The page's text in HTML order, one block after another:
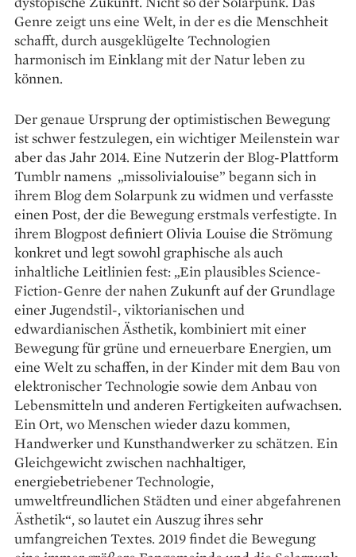
Genre zeigt uns eine Welt, in der es die Menschheit
schafft, durch ausgeklügelte Technologien
harmonisch im Einklang mit der Natur leben zu
können.
Der genaue Ursprung der optimistischen Bewegung
ist schwer festzulegen, ein wichtiger Meilenstein war
aber das Jahr 2014. Eine Nutzerin der Blog-Plattform
Tumblr namens „missolivialouise” begann sich in
ihrem Blog dem Solarpunk zu widmen und verfasste
einen Post, der die Bewegung erstmals verfestigte. In
ihrem Blogpost definiert Olivia Louise die Strömung
konkret und legt sowohl graphische als auch
inhaltliche Leitlinien fest: „Ein plausibles Science-
Fiction-Genre der nahen Zukunft auf der Grundlage
einer Jugendstil-, viktorianischen und
edwardianischen Ästhetik, kombiniert mit einer
Bewegung für grüne und erneuerbare Energien, um
eine Welt zu schaffen, in der Kinder mit dem Bau von
elektronischer Technologie sowie dem Anbau von
Lebensmitteln und anderen Fertigkeiten aufwachsen.
Ein Ort, wo Menschen wieder dazu kommen,
Handwerker und Kunsthandwerker zu schätzen. Ein
Gleichgewicht zwischen nachhaltiger,
energiebetriebener Technologie,
umweltfreundlichen Städten und einer abgefahrenen
Ästhetik“, so lautet ein Auszug ihres sehr
umfangreichen Textes. 2019 findet die Bewegung